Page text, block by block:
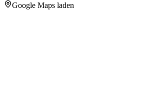
Google Maps laden